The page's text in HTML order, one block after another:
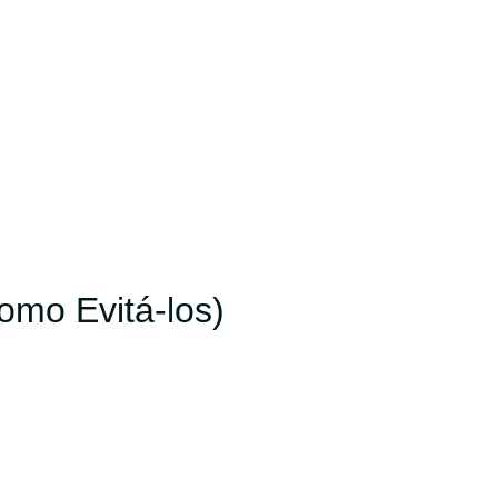
Evitá-los)